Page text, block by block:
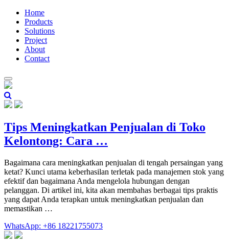
Home
Products
Solutions
Project
About
Contact
Tips Meningkatkan Penjualan di Toko
Kelontong: Cara …
Bagaimana cara meningkatkan penjualan di tengah persaingan yang
ketat? Kunci utama keberhasilan terletak pada manajemen stok yang
efektif dan bagaimana Anda mengelola hubungan dengan
pelanggan. Di artikel ini, kita akan membahas berbagai tips praktis
yang dapat Anda terapkan untuk meningkatkan penjualan dan
memastikan …
WhatsApp: +86 18221755073